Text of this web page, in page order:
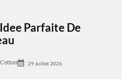
Parfaite De
29 Juillet 2026